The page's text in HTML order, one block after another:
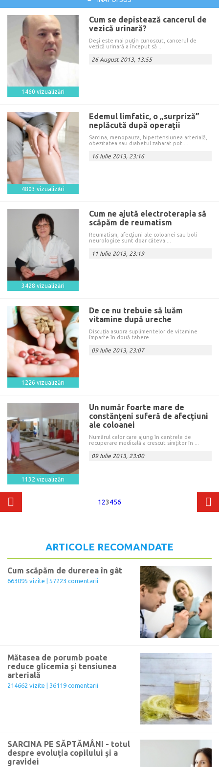
1460 vizualizări
Cum se depistează cancerul de
vezică urinară?
Deşi este mai puţin cunoscut, cancerul de
vezică urinară a început să ...
26 August 2013, 13:55
4803 vizualizări
Edemul limfatic, o „surpriză”
neplăcută după operaţii
Sarcina, menopauza, hipertensiunea arterială,
obezitatea sau diabetul zaharat pot ...
16 Iulie 2013, 23:16
3428 vizualizări
Cum ne ajută electroterapia să
scăpăm de reumatism
Reumatism, afecţiuni ale coloanei sau boli
neurologice sunt doar câteva ...
11 Iulie 2013, 23:19
1226 vizualizări
De ce nu trebuie să luăm
vitamine după ureche
Discuţia asupra suplimentelor de vitamine
împarte în două tabere ...
09 Iulie 2013, 23:07
1132 vizualizări
Un număr foarte mare de
constănţeni suferă de afecţiuni
ale coloanei
Numărul celor care ajung în centrele de
recuperare medicală a crescut simţitor în ...
09 Iulie 2013, 23:00
123456
ARTICOLE RECOMANDATE
Cum scăpăm de durerea în gât
663095 vizite | 57223 comentarii
Mătasea de porumb poate
reduce glicemia și tensiunea
arterială
214662 vizite | 36119 comentarii
SARCINA PE SĂPTĂMÂNI - totul
despre evoluţia copilului şi a
gravidei